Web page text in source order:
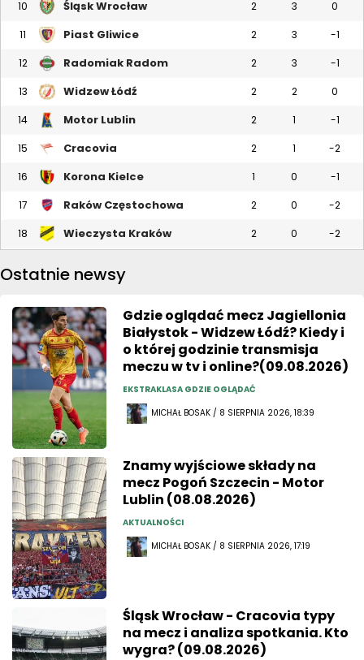
10 Śląsk Wrocław 2 3 0
11 Piast Gliwice 2 3 -1
12 Radomiak Radom 2 3 -1
13 Widzew Łódź 2 2 0
14 Motor Lublin 2 1 -1
15 Cracovia 2 1 -2
16 Korona Kielce 1 0 -1
17 Raków Częstochowa 2 0 -2
18 Wieczysta Kraków 2 0 -2
Ostatnie newsy
Gdzie oglądać mecz Jagiellonia
Białystok - Widzew Łódź? Kiedy i
o której godzinie transmisja
meczu w tv i online?(09.08.2026)
EKSTRAKLASA GDZIE OGLĄDAĆ
MICHAŁ BOSAK / 8 SIERPNIA 2026, 18:39
Znamy wyjściowe składy na
mecz Pogoń Szczecin - Motor
Lublin (08.08.2026)
AKTUALNOŚCI
MICHAŁ BOSAK / 8 SIERPNIA 2026, 17:19
Śląsk Wrocław - Cracovia typy
na mecz i analiza spotkania. Kto
wygra? (09.08.2026)